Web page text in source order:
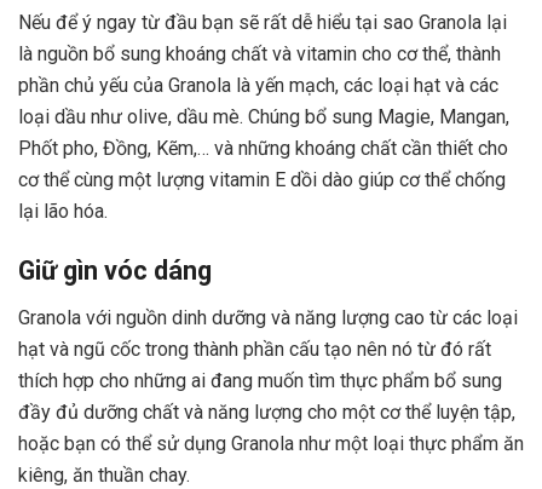
Nếu để ý ngay từ đầu bạn sẽ rất dễ hiểu tại sao Granola lại
là nguồn bổ sung khoáng chất và vitamin cho cơ thể, thành
phần chủ yếu của Granola là yến mạch, các loại hạt và các
loại dầu như olive, dầu mè. Chúng bổ sung Magie, Mangan,
Phốt pho, Đồng, Kẽm,… và những khoáng chất cần thiết cho
cơ thể cùng một lượng vitamin E dồi dào giúp cơ thể chống
lại lão hóa.
Giữ gìn vóc dáng
Granola với nguồn dinh dưỡng và năng lượng cao từ các loại
hạt và ngũ cốc trong thành phần cấu tạo nên nó từ đó rất
thích hợp cho những ai đang muốn tìm thực phẩm bổ sung
đầy đủ dưỡng chất và năng lượng cho một cơ thể luyện tập,
hoặc bạn có thể sử dụng Granola như một loại thực phẩm ăn
kiêng, ăn thuần chay.